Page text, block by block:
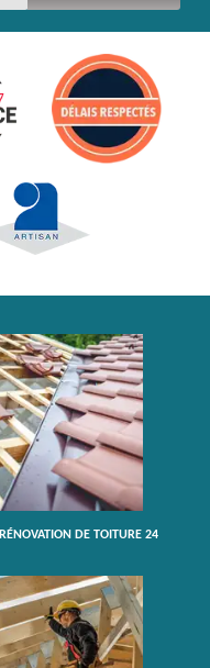
RÉNOVATION DE TOITURE 24